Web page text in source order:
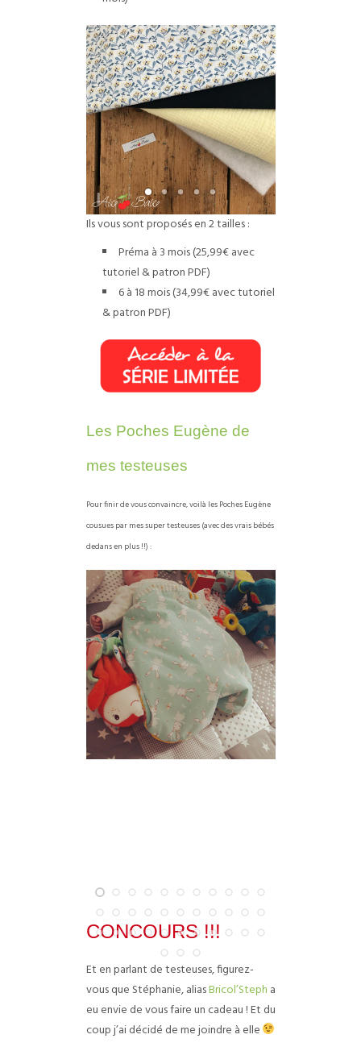
Ils vous sont proposés en 2 tailles :
Préma à 3 mois (25,99€ avec
tutoriel & patron PDF)
6 à 18 mois (34,99€ avec tutoriel
& patron PDF)
Les Poches Eugène de
mes testeuses
Pour finir de vous convaincre, voilà les Poches Eugène
cousues par mes super testeuses (avec des vrais bébés
dedans en plus !!) :
CONCOURS !!!
Et en parlant de testeuses, figurez-
vous que Stéphanie, aliasBricol’Steph a
eu envie de vous faire un cadeau ! Et du
coup j’ai décidé de me joindre à elle